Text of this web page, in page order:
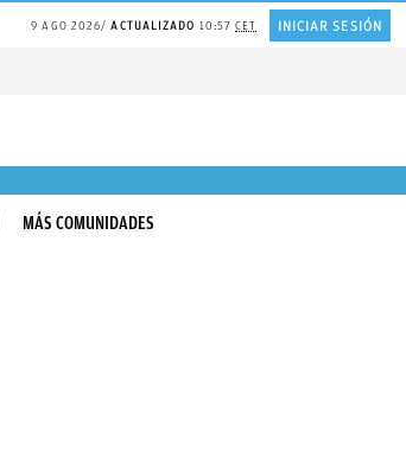
9 AGO 2026 ACTUALIZADO 10:57CET INICIAR SESIÓN
MÁS COMUNIDADES